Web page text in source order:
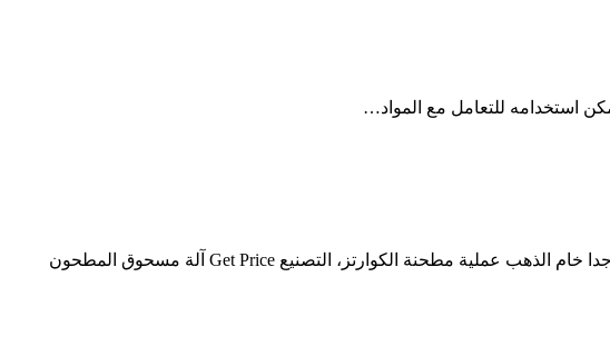
الحجارة الذهب مطحنة صغيرة جدا. الصغيرة خام الذهب على نطاق معدات التعدين » طحانه للاحجار الغرانيت صغيره الحجم جدا خام الذهب عملية مطحنة الكوارتز، التصنيع Get Price آلة مسحوق المطحون